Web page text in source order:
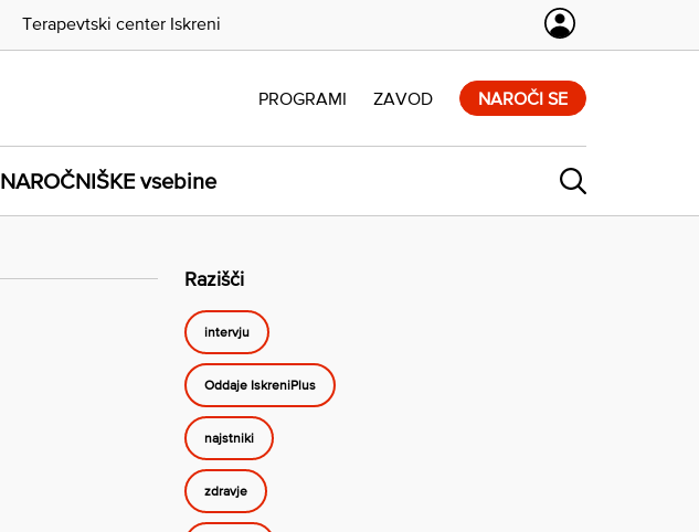
NAROČNIŠKE vsebine
PROGRAMI ZAVOD NAROČI SE
Terapevtski center Iskreni
Razišči
intervju
Oddaje IskreniPlus
najstniki
zdravje